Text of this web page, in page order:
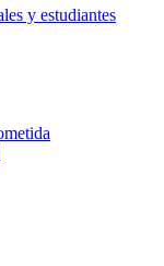
y estudiantes